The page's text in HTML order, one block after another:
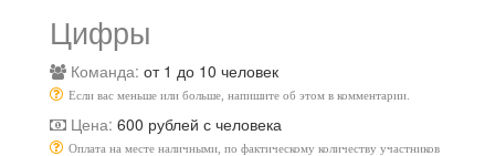
Цифры
Команда: от 1 до 10 человек
Если вас меньше или больше, напишите об этом в комментарии.
Цена: 600 рублей с человека
Оплата на месте наличными, по фактическому количеству участников